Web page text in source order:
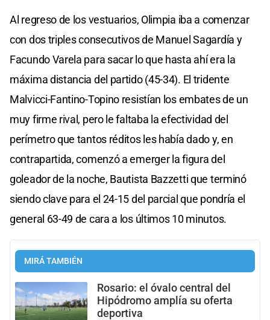
Al regreso de los vestuarios, Olimpia iba a comenzar
con dos triples consecutivos de Manuel Sagardía y
Facundo Varela para sacar lo que hasta ahí era la
máxima distancia del partido (45-34). El tridente
Malvicci-Fantino-Topino resistían los embates de un
muy firme rival, pero le faltaba la efectividad del
perímetro que tantos réditos les había dado y, en
contrapartida, comenzó a emerger la figura del
goleador de la noche, Bautista Bazzetti que terminó
siendo clave para el 24-15 del parcial que pondría el
general 63-49 de cara a los últimos 10 minutos.
MIRÁ TAMBIÉN
Rosario: el óvalo central del
Hipódromo amplía su oferta
deportiva